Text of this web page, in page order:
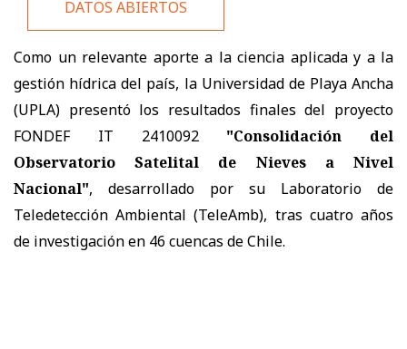
DATOS ABIERTOS
Como un relevante aporte a la ciencia aplicada y a la
gestión hídrica del país, la Universidad de Playa Ancha
(UPLA) presentó los resultados finales del proyecto
FONDEF IT 2410092
"Consolidación del
Observatorio Satelital de Nieves a Nivel
Nacional", desarrollado por su Laboratorio de
Teledetección Ambiental (TeleAmb), tras cuatro años
de investigación en 46 cuencas de Chile.